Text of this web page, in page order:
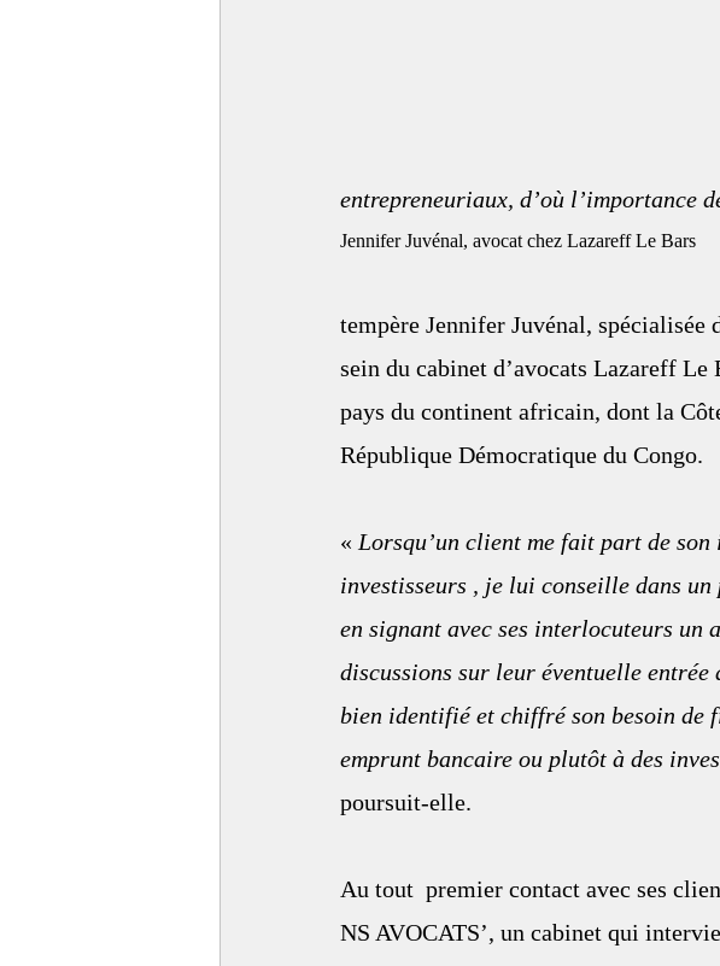
entrepreneuriaux, d’où l’importance
Jennifer Juvénal, avocat chez Lazareff Le Bars
tempère Jennifer Juvénal,
sein du cabinet d’avocats Lazareff Le
pays du continent africain, dont la
République Démocratique du Congo.
« Lorsqu’un client me fait part de
investisseurs , je lui conseille dans
en signant avec ses interlocuteurs un
discussions sur leur éventuelle
bien identifié et chiffré son besoin de
emprunt bancaire ou plutôt à des
poursuit-elle.
Au tout  premier contact avec ses
NS AVOCATS’, un cabinet qui